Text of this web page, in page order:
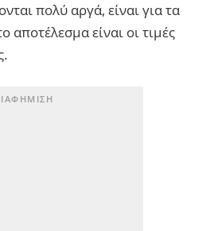
πολύ αργά, είναι για τα
αποτέλεσμα είναι οι τιμές